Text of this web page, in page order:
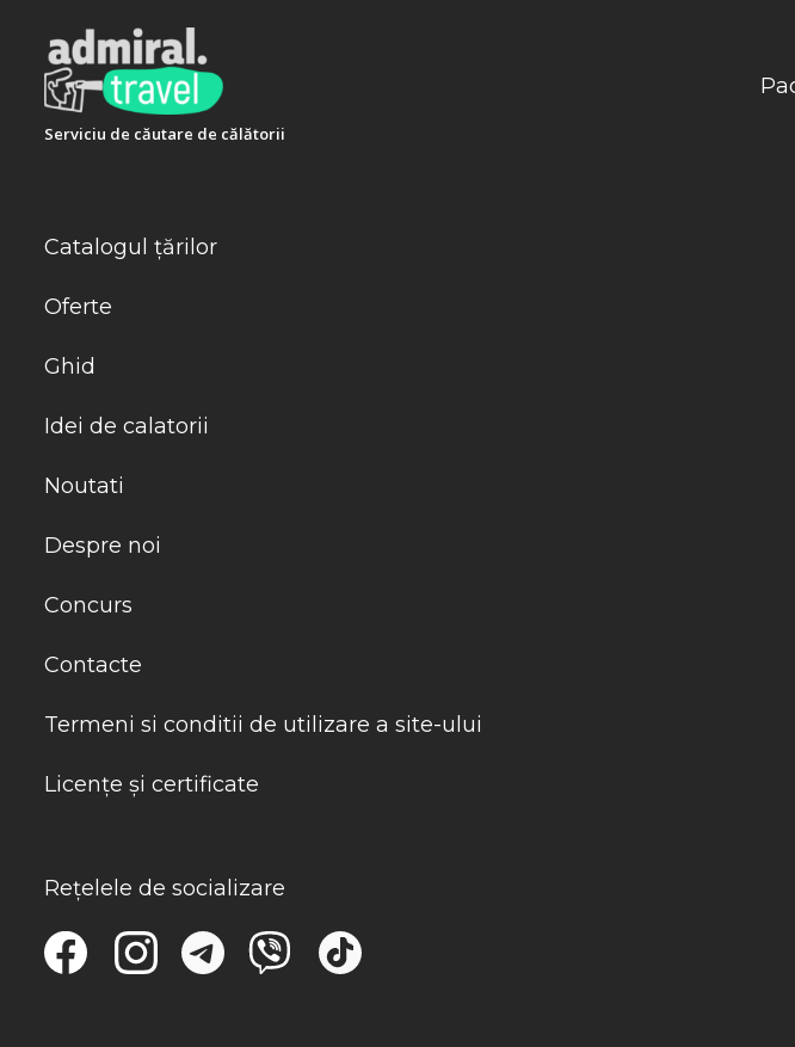
Serviciu de căutare de călătorii
Catalogul țărilor
Oferte
Ghid
Idei de calatorii
Noutati
Despre noi
Concurs
Contacte
Termeni si conditii de utilizare a site-ului
Licențe și certificate
Rețelele de socializare